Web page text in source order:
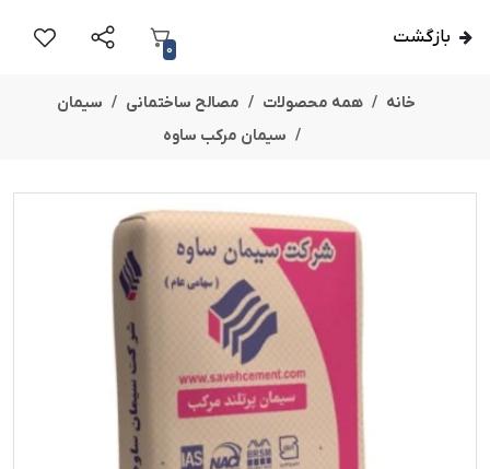
بازگشت
0
خانه همه محصولات مصالح ساختمانی
سیمان
سیمان مرکب ساوه